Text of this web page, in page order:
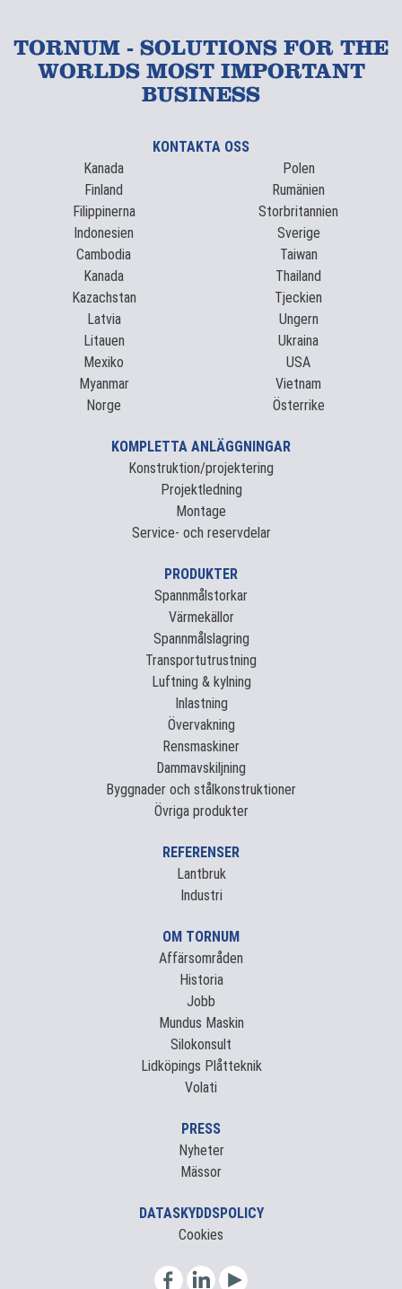
TORNUM - SOLUTIONS FOR THE
WORLDS MOST IMPORTANT
BUSINESS
KONTAKTA OSS
Kanada
Finland
Filippinerna
Indonesien
Cambodia
Kanada
Kazachstan
Latvia
Litauen
Mexiko
Myanmar
Norge
Polen
Rumänien
Storbritannien
Sverige
Taiwan
Thailand
Tjeckien
Ungern
Ukraina
USA
Vietnam
Österrike
KOMPLETTA ANLÄGGNINGAR
Konstruktion/projektering
Projektledning
Montage
Service- och reservdelar
PRODUKTER
Spannmålstorkar
Värmekällor
Spannmålslagring
Transportutrustning
Luftning & kylning
Inlastning
Övervakning
Rensmaskiner
Dammavskiljning
Byggnader och stålkonstruktioner
Övriga produkter
REFERENSER
Lantbruk
Industri
OM TORNUM
Affärsområden
Historia
Jobb
Mundus Maskin
Silokonsult
Lidköpings Plåtteknik
Volati
PRESS
Nyheter
Mässor
DATASKYDDSPOLICY
Cookies